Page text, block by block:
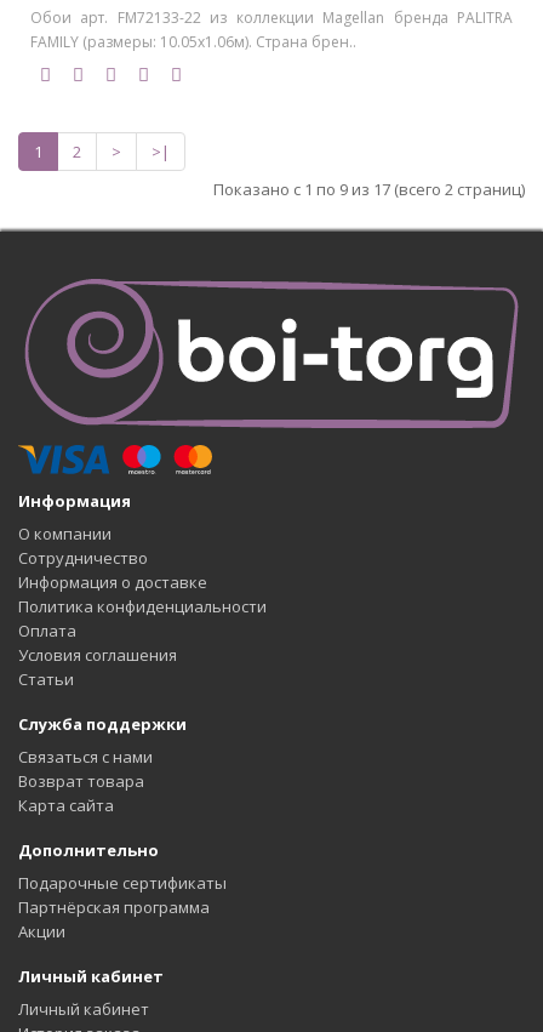
Обои арт. FM72133-22 из коллекции Magellan бренда PALITRA
FAMILY (размеры: 10.05х1.06м). Страна брен..
1 2 >
>|
Показано с 1 по 9 из 17 (всего 2 страниц)
Информация
О компании
Сотрудничество
Информация о доставке
Политика конфиденциальности
Оплата
Условия соглашения
Статьи
Служба поддержки
Связаться с нами
Возврат товара
Карта сайта
Дополнительно
Подарочные сертификаты
Партнёрская программа
Акции
Личный кабинет
Личный кабинет